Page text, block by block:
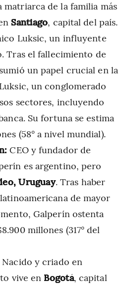
matriarca de la familia más
Santiago, capital del país.
Luksic, un influyente
Tras el fallecimiento de
un papel crucial en la
un conglomerado
sectores, incluyendo
Su fortuna se estima
(58° a nivel mundial).
CEO y fundador de
es argentino, pero
Uruguay. Tras haber
de mayor
Galperín ostenta
millones (317° del
Nacido y criado en
vive en Bogotá, capital